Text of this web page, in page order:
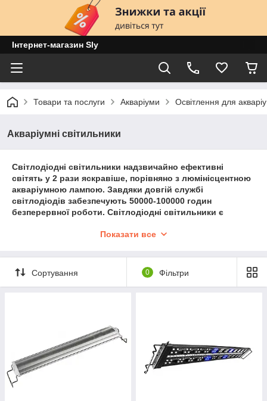
Інтернет-магазин Sly
Товари та послуги Акваріуми Освітлення для
Акваріумні світильники
Світлодіодні світильники надзвичайно ефективні
світять у 2 рази яскравіше, порівняно з люмінісцентною
акваріумною лампою. Завдяки довгій службі
світлодіодів забезпечують 50000-100000 годин
безперервної роботи. Світлодіодні світильники є
лампах практично немає теплового випромінювання,
акваріумі. Оптимально підходять для освітлення
прісноводних та морських акваріумів.
Показати все
Сортування 0 Фільтри